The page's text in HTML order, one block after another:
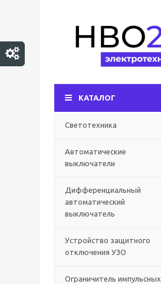
КАТАЛОГ
Светотехника
Автоматические
выключатели
Дифференциальный
автоматический
выключатель
Устройство защитного
отключения УЗО
Ограничитель импульсных